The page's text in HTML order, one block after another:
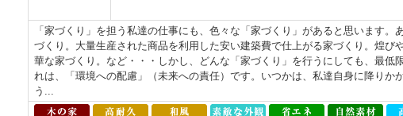
「家づくり」を担う私達の仕事にも、色々な「家づくり」があると思います。
づくり。大量生産された商品を利用した安い建築費で仕上がる家づくり。煌び
華な家づくり。など・・・しかし、どんな「家づくり」を行うにしても、最低
れは、「環境への配慮」（未来への責任）です。いつかは、私達自身に降りか
う...